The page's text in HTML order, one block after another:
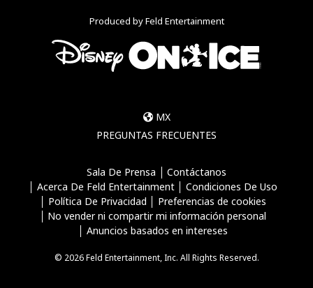
Produced by Feld Entertainment
MX
PREGUNTAS FRECUENTES
Sala De Prensa
Contáctanos
Acerca De Feld Entertainment
Condiciones De Uso
Política De Privacidad
Preferencias de cookies
No vender ni compartir mi información personal
Anuncios basados en intereses
© 2026 Feld Entertainment, Inc. All Rights Reserved.